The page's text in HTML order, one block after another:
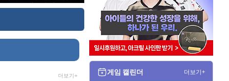
더보기+ 게임 캘린더 더보기+